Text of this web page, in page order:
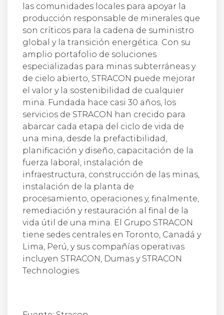
las comunidades locales para apoyar la
producción responsable de minerales que
son críticos para la cadena de suministro
global y la transición energética. Con su
amplio portafolio de soluciones
especializadas para minas subterráneas y
de cielo abierto, STRACON puede mejorar
el valor y la sostenibilidad de cualquier
mina. Fundada hace casi 30 años, los
servicios de STRACON han crecido para
abarcar cada etapa del ciclo de vida de
una mina, desde la prefactibilidad,
planificación y diseño, capacitación de la
fuerza laboral, instalación de
infraestructura, construcción de las minas,
instalación de la planta de
procesamiento, operaciones y, finalmente,
remediación y restauración al final de la
vida útil de una mina. El Grupo STRACON
tiene sedes centrales en Toronto, Canadá y
Lima, Perú, y sus compañías operativas
incluyen STRACON, Dumas y STRACON
Technologies.